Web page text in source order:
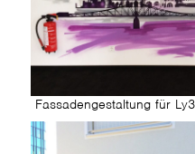
Fassadengestaltung für